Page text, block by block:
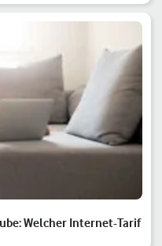
Welcher Internet-Tarif